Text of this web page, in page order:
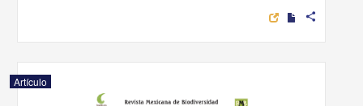
share
Artículo